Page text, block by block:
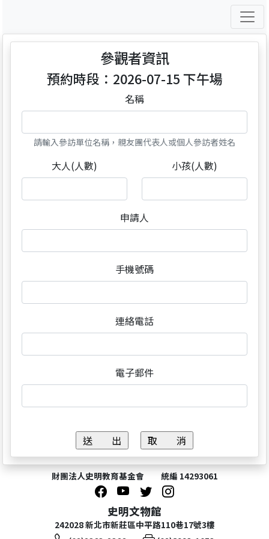
參觀者資訊
預約時段：2026-07-15 下午場
名稱
請輸入參訪單位名稱，親友團代表人或個人參訪者姓名
大人(人數) 小孩(人數)
申請人
手機號碼
連絡電話
電子郵件
財團法人史明教育基金會 統編 14293061
史明文物館
242028 新北市新莊區中平路110巷17號3樓